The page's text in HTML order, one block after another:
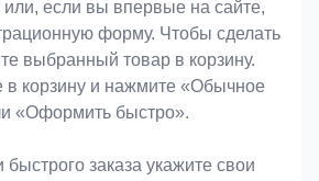
или, если вы впервые на сайте,
форму. Чтобы сделать
выбранный товар в корзину.
в корзину и нажмите «Обычное
«Оформить быстро».
заказа укажите свои